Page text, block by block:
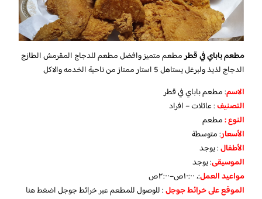
مطعم باباي في قطرمطعم متميز وافضل مطعم للدجاج المقرمش الطازج
الدجاج لذيذ ولبرغل يستاهل 5 استار ممتاز من ناحية الخدمه والاكل
الاسم: مطعم باباي في قطر
التصنيف: عائلات – افراد
النوع :مطعم
الأسعار:متوسطة
الأطفال:يوجد
الموسيقى:يوجد
مواعيد العمل:، ١٠:٠٠ص–٢:٠٠ص
الموقع على خرائط جوجل: للوصول للمطعم عبر خرائط جوجلاضغط هنا